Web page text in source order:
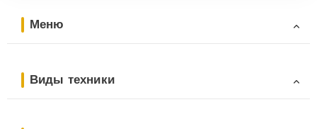
Меню
Виды техники